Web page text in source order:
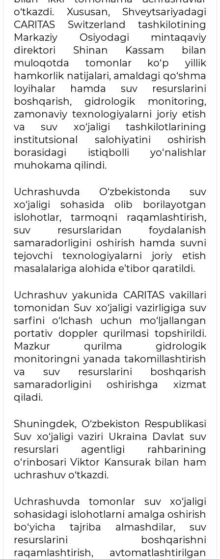
o‘tkazdi. Xususan, Shveytsariyadagi
CARITAS Switzerland tashkilotining
Markaziy Osiyodagi mintaqaviy
direktori Shinan Kassam bilan
muloqotda tomonlar ko‘p yillik
hamkorlik natijalari, amaldagi qo‘shma
loyihalar hamda suv resurslarini
boshqarish, gidrologik monitoring,
zamonaviy texnologiyalarni joriy etish
va suv xo‘jaligi tashkilotlarining
institutsional salohiyatini oshirish
borasidagi istiqbolli yo‘nalishlar
muhokama qilindi.
Uchrashuvda O‘zbekistonda suv
xo‘jaligi sohasida olib borilayotgan
islohotlar, tarmoqni raqamlashtirish,
suv resurslaridan foydalanish
samaradorligini oshirish hamda suvni
tejovchi texnologiyalarni joriy etish
masalalariga alohida e’tibor qaratildi.
Uchrashuv yakunida CARITAS vakillari
tomonidan Suv xo‘jaligi vazirligiga suv
sarfini o‘lchash uchun mo‘ljallangan
portativ doppler qurilmasi topshirildi.
Mazkur qurilma gidrologik
monitoringni yanada takomillashtirish
va suv resurslarini boshqarish
samaradorligini oshirishga xizmat
qiladi.
Shuningdek, O‘zbekiston Respublikasi
Suv xo‘jaligi vaziri Ukraina Davlat suv
resurslari agentligi rahbarining
o‘rinbosari Viktor Kansurak bilan ham
uchrashuv o‘tkazdi.
Uchrashuvda tomonlar suv xo‘jaligi
sohasidagi islohotlarni amalga oshirish
bo‘yicha tajriba almashdilar, suv
resurslarini boshqarishni
raqamlashtirish, avtomatlashtirilgan